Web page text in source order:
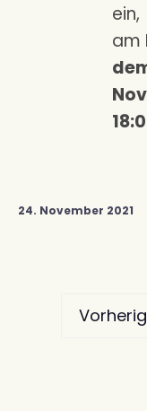
ein,
am
24. November 2021